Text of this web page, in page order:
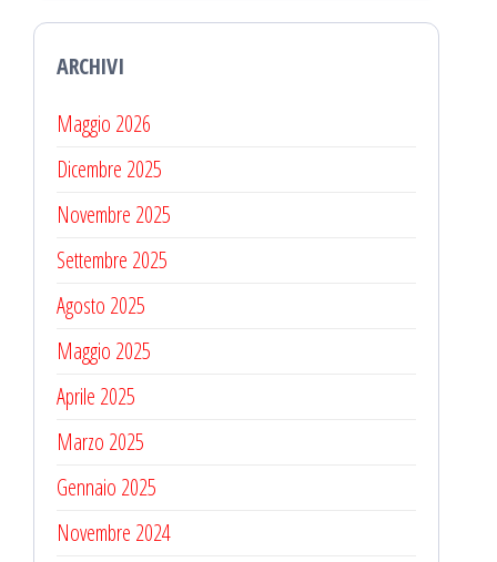
ARCHIVI
Maggio 2026
Dicembre 2025
Novembre 2025
Settembre 2025
Agosto 2025
Maggio 2025
Aprile 2025
Marzo 2025
Gennaio 2025
Novembre 2024